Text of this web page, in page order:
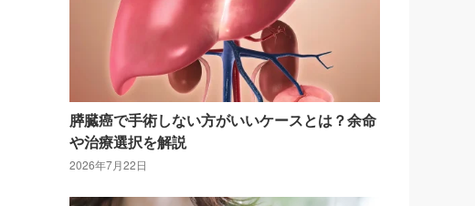
膵臓癌で手術しない方がいいケースとは？余命
や治療選択を解説
2026年7月22日